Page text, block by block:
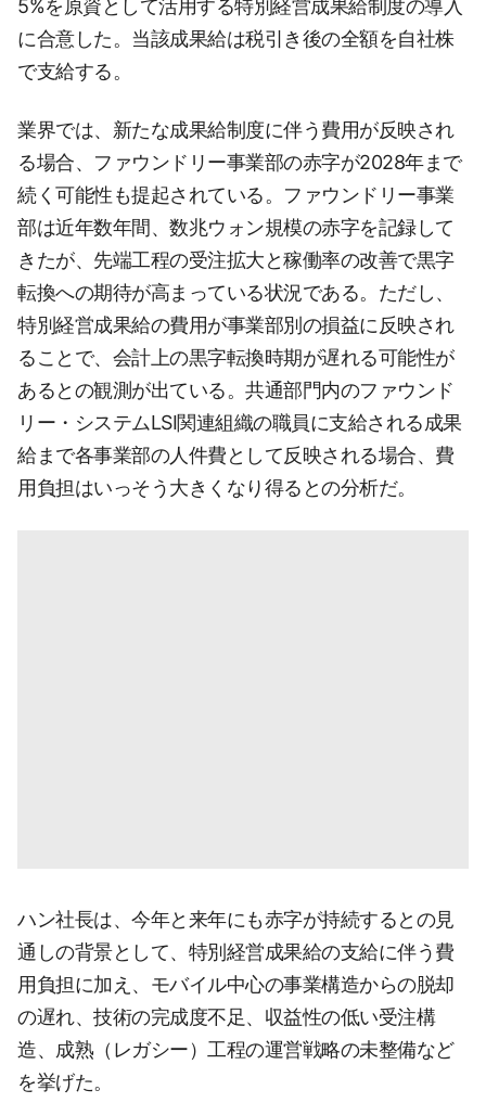
5%を原資として活用する特別経営成果給制度の導入
に合意した。当該成果給は税引き後の全額を自社株
で支給する。
業界では、新たな成果給制度に伴う費用が反映され
る場合、ファウンドリー事業部の赤字が2028年まで
続く可能性も提起されている。ファウンドリー事業
部は近年数年間、数兆ウォン規模の赤字を記録して
きたが、先端工程の受注拡大と稼働率の改善で黒字
転換への期待が高まっている状況である。ただし、
特別経営成果給の費用が事業部別の損益に反映され
ることで、会計上の黒字転換時期が遅れる可能性が
あるとの観測が出ている。共通部門内のファウンド
リー・システムLSI関連組織の職員に支給される成果
給まで各事業部の人件費として反映される場合、費
用負担はいっそう大きくなり得るとの分析だ。
ハン社長は、今年と来年にも赤字が持続するとの見
通しの背景として、特別経営成果給の支給に伴う費
用負担に加え、モバイル中心の事業構造からの脱却
の遅れ、技術の完成度不足、収益性の低い受注構
造、成熟（レガシー）工程の運営戦略の未整備など
を挙げた。